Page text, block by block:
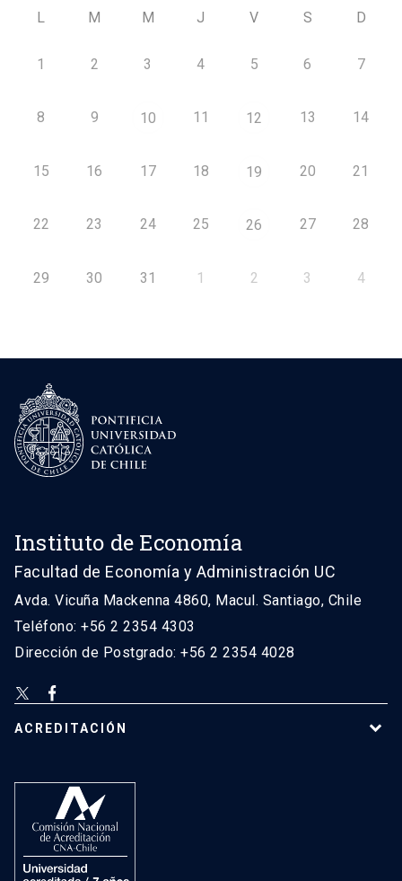
L M M J V S D
1 2 3 4 5 6 7
8 9 10 11 12 13 14
15 16 17 18 19 20 21
22 23 24 25 26 27 28
29 30 31 1 2 3 4
Instituto de Economía
Facultad de Economía y Administración UC
Avda. Vicuña Mackenna 4860, Macul. Santiago, Chile
Teléfono: +56 2 2354 4303
Dirección de Postgrado: +56 2 2354 4028
ACREDITACIÓN